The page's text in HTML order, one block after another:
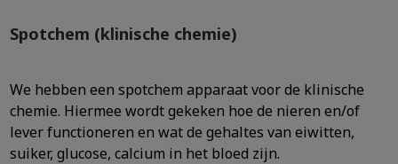
Spotchem (klinische chemie)
We hebben een spotchem apparaat voor de klinische
chemie. Hiermee wordt gekeken hoe de nieren en/of
lever functioneren en wat de gehaltes van eiwitten,
suiker, glucose, calcium in het bloed zijn.